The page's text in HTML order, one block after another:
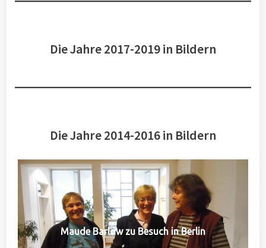
Die Jahre 2017-2019 in Bildern
Die Jahre 2014-2016 in Bildern
Maude Barlow zu Besuch in Berlin